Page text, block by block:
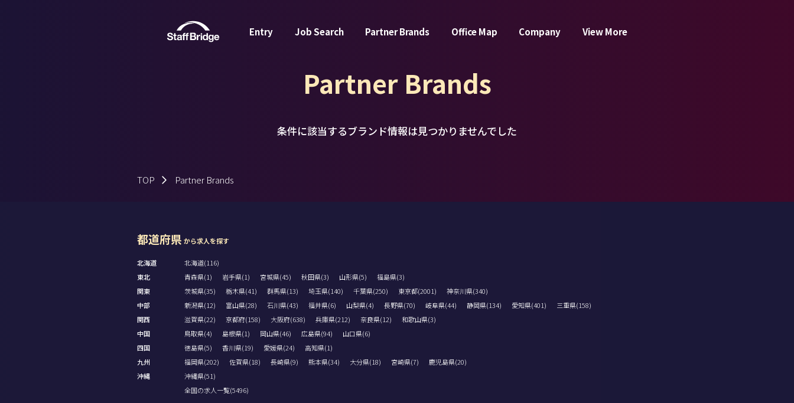
Entry Job Search Partner Brands Office Map Company View More
Partner Brands
条件に該当するブランド情報は見つかりませんでした
TOP Partner Brands
都道府県 から求人を探す
北海道
北海道(116)
東北
青森県(1) 岩手県(1) 宮城県(45) 秋田県(3) 山形県(5)
福島県(3)
関東
茨城県(35) 栃木県(41) 群馬県(13) 埼玉県(140) 千葉県(250) 東京都(2001)
神奈川県(340)
中部
新潟県(12) 富山県(28) 石川県(43) 福井県(6) 山梨県(4) 長野県(70) 岐阜県(44) 静岡県(134) 愛知県(401)
三重県(158)
関西
滋賀県(22) 京都府(158) 大阪府(638) 兵庫県(212) 奈良県(12)
和歌山県(3)
中国
鳥取県(4) 島根県(1) 岡山県(46) 広島県(94)
山口県(6)
四国
徳島県(5) 香川県(19) 愛媛県(24)
高知県(1)
九州
福岡県(202) 佐賀県(18) 長崎県(9) 熊本県(34) 大分県(18) 宮崎県(7)
鹿児島県(20)
沖縄
沖縄県(51)
全国の求人一覧(5496)